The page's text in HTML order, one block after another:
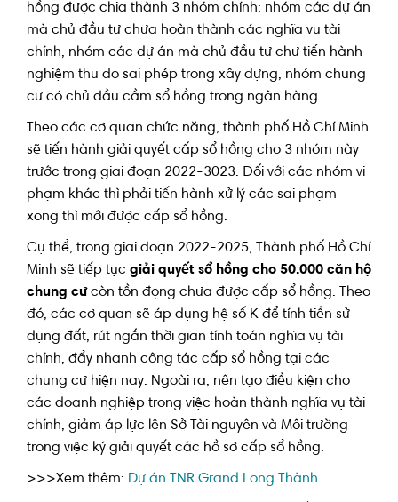
hồng được chia thành 3 nhóm chính: nhóm các dự án
mà chủ đầu tư chưa hoàn thành các nghĩa vụ tài
chính, nhóm các dự án mà chủ đầu tư chư tiến hành
nghiệm thu do sai phép trong xây dựng, nhóm chung
cư có chủ đầu cầm sổ hồng trong ngân hàng.
Theo các cơ quan chức năng, thành phố Hồ Chí Minh
sẽ tiến hành giải quyết cấp sổ hồng cho 3 nhóm này
trước trong giai đoạn 2022-3023. Đối với các nhóm vi
phạm khác thì phải tiến hành xử lý các sai phạm
xong thì mới được cấp sổ hồng.
Cụ thể, trong giai đoạn 2022-2025, Thành phố Hồ Chí
Minh sẽ tiếp tục giải quyết sổ hồng cho 50.000 căn hộ
chung cưcòn tồn đọng chưa được cấp sổ hồng. Theo
đó, các cơ quan sẽ áp dụng hệ số K để tính tiền sử
dụng đất, rút ngắn thời gian tính toán nghĩa vụ tài
chính, đẩy nhanh công tác cấp sổ hồng tại các
chung cư hiện nay. Ngoài ra, nên tạo điều kiện cho
các doanh nghiệp trong việc hoàn thành nghĩa vụ tài
chính, giảm áp lực lên Sở Tài nguyên và Môi trường
trong việc ký giải quyết các hồ sơ cấp sổ hồng.
>>>Xem thêm: Dự án TNR Grand Long Thành